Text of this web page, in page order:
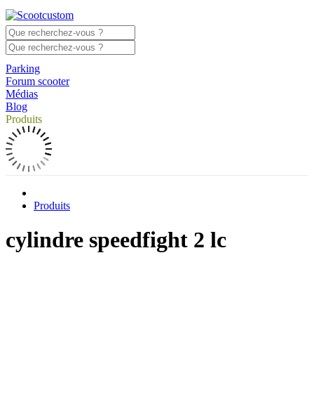
Parking
Forum scooter
Médias
Blog
Produits
Produits
cylindre speedfight 2 lc